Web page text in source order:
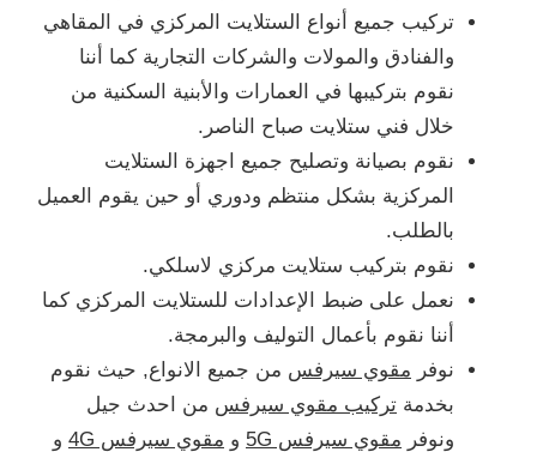
تركيب جميع أنواع الستلايت المركزي في المقاهي
والفنادق والمولات والشركات التجارية كما أننا
نقوم بتركيبها في العمارات والأبنية السكنية من
خلال فني ستلايت صباح الناصر.
نقوم بصيانة وتصليح جميع اجهزة الستلايت
المركزية بشكل منتظم ودوري أو حين يقوم العميل
بالطلب.
نقوم بتركيب ستلايت مركزي لاسلكي.
نعمل على ضبط الإعدادات للستلايت المركزي كما
أننا نقوم بأعمال التوليف والبرمجة.
نوفر مقوي سيرفس من جميع الانواع, حيث نقوم
بخدمة تركيب مقوي سيرفس من احدث جيل
ونوفر مقوي سيرفس 5G و مقوي سيرفس 4G
و